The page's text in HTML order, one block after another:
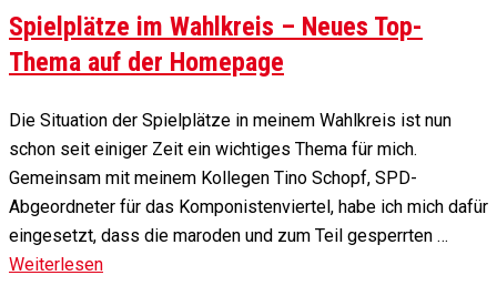
Spielplätze im Wahlkreis – Neues Top-
Thema auf der Homepage
Die Situation der Spielplätze in meinem Wahlkreis ist nun
schon seit einiger Zeit ein wichtiges Thema für mich.
Gemeinsam mit meinem Kollegen Tino Schopf, SPD-
Abgeordneter für das Komponistenviertel, habe ich mich dafür
eingesetzt, dass die maroden und zum Teil gesperrten …
Weiterlesen